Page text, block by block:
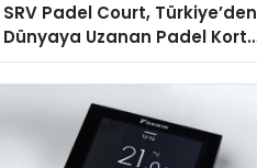
SRV Padel Court, Türkiye’den
Dünyaya Uzanan Padel Kort
Üretiminde Güvenin Adresi